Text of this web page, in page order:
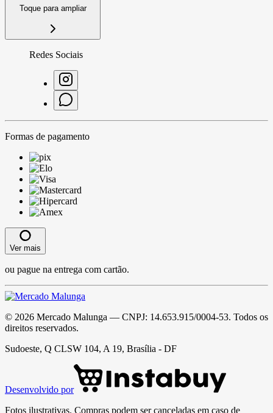
Toque para ampliar
Redes Sociais
Formas de pagamento
Ver mais
ou pague na entrega com cartão.
© 2026 Mercado Malunga — CNPJ: 14.653.915/0004-53. Todos os
direitos reservados.
Sudoeste, Q CLSW 104, A 19, Brasília - DF
Desenvolvido por
Fotos ilustrativas. Compras podem ser canceladas em caso de